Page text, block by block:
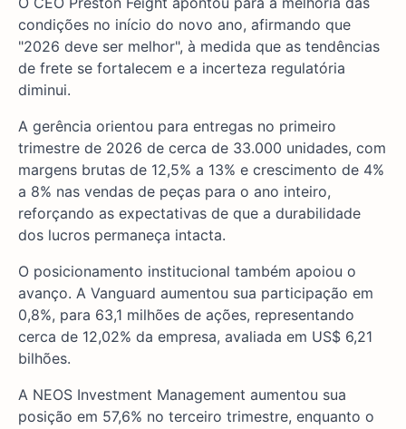
condições no início do novo ano, afirmando que
"2026 deve ser melhor", à medida que as tendências
de frete se fortalecem e a incerteza regulatória
diminui.
A gerência orientou para entregas no primeiro
trimestre de 2026 de cerca de 33.000 unidades, com
margens brutas de 12,5% a 13% e crescimento de 4%
a 8% nas vendas de peças para o ano inteiro,
reforçando as expectativas de que a durabilidade
dos lucros permaneça intacta.
O posicionamento institucional também apoiou o
avanço. A Vanguard aumentou sua participação em
0,8%, para 63,1 milhões de ações, representando
cerca de 12,02% da empresa, avaliada em US$ 6,21
bilhões.
A NEOS Investment Management aumentou sua
posição em 57,6% no terceiro trimestre, enquanto o